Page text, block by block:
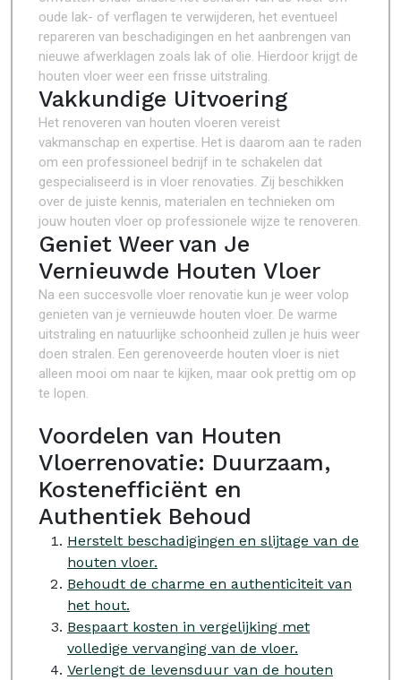
oude lak- of verflagen te verwijderen, het eventueel
repareren van beschadigingen en het aanbrengen van
nieuwe afwerklagen zoals lak of olie. Hierdoor krijgt de
houten vloer weer een frisse uitstraling.
Vakkundige Uitvoering
Het renoveren van houten vloeren vereist
vakmanschap en expertise. Het is daarom aan te raden
om een professioneel bedrijf in te schakelen dat
gespecialiseerd is in vloer renovaties. Zij beschikken
over de juiste kennis, materialen en technieken om
jouw houten vloer op professionele wijze te renoveren.
Geniet Weer van Je
Vernieuwde Houten Vloer
Na een succesvolle vloer renovatie kun je weer volop
genieten van je vernieuwde houten vloer. De warme
uitstraling en natuurlijke schoonheid zullen je huis weer
doen stralen. Een gerenoveerde houten vloer is niet
alleen mooi om naar te kijken, maar ook prettig om op
te lopen.
Voordelen van Houten
Vloerrenovatie: Duurzaam,
Kostenefficiënt en
Authentiek Behoud
Herstelt beschadigingen en slijtage van de
houten vloer.
Behoudt de charme en authenticiteit van
het hout.
Bespaart kosten in vergelijking met
volledige vervanging van de vloer.
Verlengt de levensduur van de houten